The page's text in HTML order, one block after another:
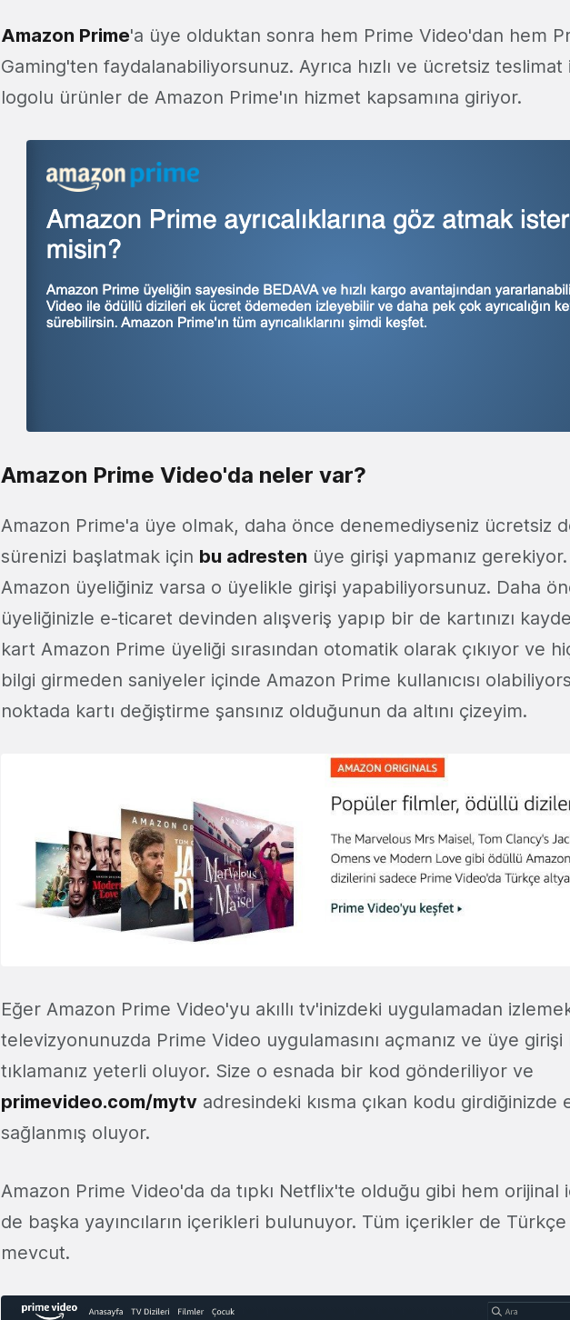
Amazon Prime'a üye olduktan sonra hem Prime Video'dan hem
Gaming'ten faydalanabiliyorsunuz. Ayrıca hızlı ve ücretsiz teslimat
logolu ürünler de Amazon Prime'ın hizmet kapsamına giriyor.
Amazon Prime Video'da neler var?
Amazon Prime'a üye olmak, daha önce denemediyseniz ücretsiz
sürenizi başlatmak için bu adresten üye girişi yapmanız
Amazon üyeliğiniz varsa o üyelikle girişi yapabiliyorsunuz. Daha
üyeliğinizle e-ticaret devinden alışveriş yapıp bir de kartınızı
kart Amazon Prime üyeliği sırasından otomatik olarak çıkıyor ve
bilgi girmeden saniyeler içinde Amazon Prime kullanıcısı
noktada kartı değiştirme şansınız olduğunun da altını çizeyim.
Eğer Amazon Prime Video'yu akıllı tv'inizdeki uygulamadan
televizyonunuzda Prime Video uygulamasını açmanız ve üye girişi
tıklamanız yeterli oluyor. Size o esnada bir kod gönderiliyor ve
primevideo.com/mytv adresindeki kısma çıkan kodu girdiğinizde
sağlanmış oluyor.
Amazon Prime Video'da da tıpkı Netflix'te olduğu gibi hem orijinal
de başka yayıncıların içerikleri bulunuyor. Tüm içerikler de Türkçe
mevcut.